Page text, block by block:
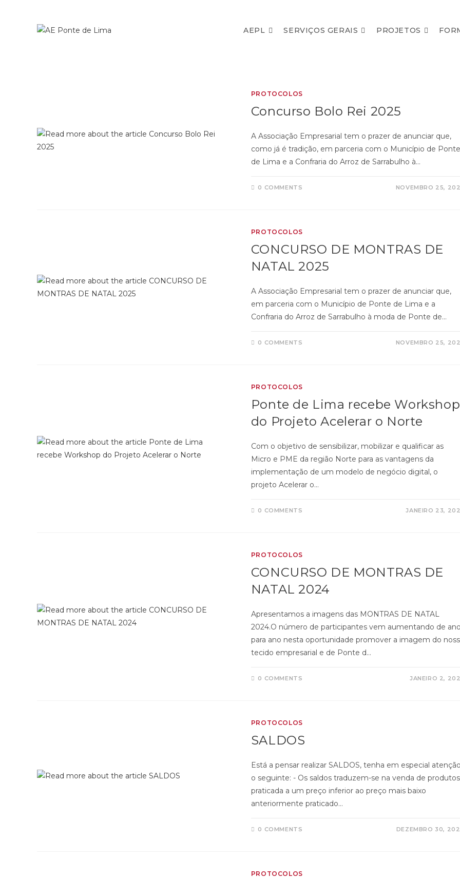
AEPL SERVIÇOS GERAIS PROJETOS
PROTOCOLOS
Concurso Bolo Rei 2025
A Associação Empresarial tem o prazer de anunciar que,
como já é tradição, em parceria com o Município de Ponte
de Lima e a Confraria do Arroz de Sarrabulho à…
0 COMMENTS NOVEMBRO 25,
PROTOCOLOS
CONCURSO DE MONTRAS DE
NATAL 2025
A Associação Empresarial tem o prazer de anunciar que,
em parceria com o Município de Ponte de Lima e a
Confraria do Arroz de Sarrabulho à moda de Ponte de…
0 COMMENTS NOVEMBRO 25,
PROTOCOLOS
Ponte de Lima recebe Workshop
do Projeto Acelerar o Norte
Com o objetivo de sensibilizar, mobilizar e qualificar as
Micro e PME da região Norte para as vantagens da
implementação de um modelo de negócio digital, o
projeto Acelerar o…
0 COMMENTS JANEIRO 23,
PROTOCOLOS
CONCURSO DE MONTRAS DE
NATAL 2024
Apresentamos a imagens das MONTRAS DE NATAL
2024.O número de participantes vem aumentando de
para ano nesta oportunidade promover a imagem do
tecido empresarial e de Ponte d…
0 COMMENTS JANEIRO 2,
PROTOCOLOS
SALDOS
Está a pensar realizar SALDOS, tenha em especial
o seguinte: - Os saldos traduzem-se na venda de produtos
praticada a um preço inferior ao preço mais baixo
anteriormente praticado…
0 COMMENTS DEZEMBRO 30,
PROTOCOLOS